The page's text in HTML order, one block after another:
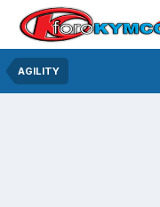
AGILITY